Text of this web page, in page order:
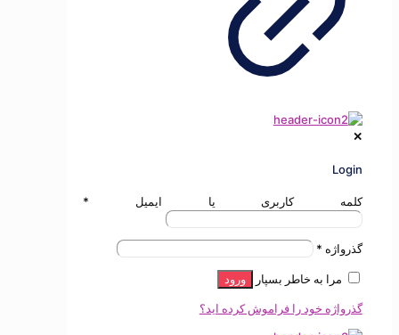
✕
Login
کلمه کاربری یا ایمیل *
گذرواژه *
مرا به خاطر بسپار ورود
گذرواژه خود را فراموش کرده اید؟